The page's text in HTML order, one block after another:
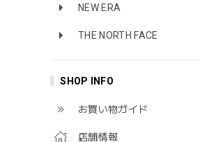
NEW ERA
THE NORTH FACE
SHOP INFO
お買い物ガイド
店舗情報